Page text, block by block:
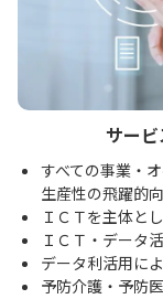
サー
すべての事業・
生産性の飛躍的
ＩＣＴを主体と
ＩＣＴ・データ
データ利活用に
予防介護・予防